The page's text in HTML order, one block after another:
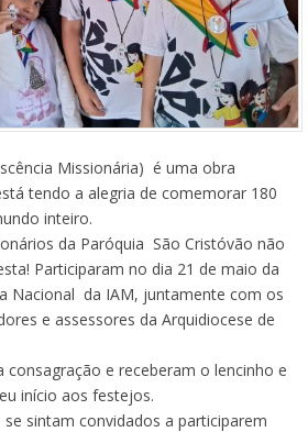
Missionária) é uma obra
tendo a alegria de comemorar 180
inteiro.
da Paróquia São Cristóvão não
Participaram no dia 21 de maio da
Nacional da IAM, juntamente com os
e assessores da Arquidiocese de
consagração e receberam o lencinho e
início aos festejos.
sintam convidados a participarem